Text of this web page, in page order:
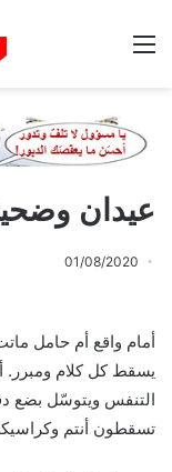
عيدان
01/08/2020
أمام واقع أم حامل
يسقط كل كلام ومبرر.
التنفس ويتوسّل بضع
تسقطون أنتم وكراسيكم